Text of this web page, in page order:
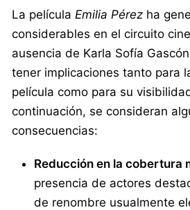
La película Emilia Pérez ha
considerables en el circuito
ausencia de Karla Sofía
tener implicaciones tanto para
película como para su
continuación, se consideran
consecuencias:
Reducción en la cobertura
presencia de actores
de renombre usualmente